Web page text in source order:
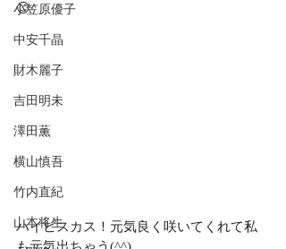
小笠原優子
中安千晶
財木麗子
吉田明未
澤田薫
横山慎吾
竹内直紀
山本将生
😊
ハイビスカス！元気良く咲いてくれて私
も元気出ちゃう(^^)